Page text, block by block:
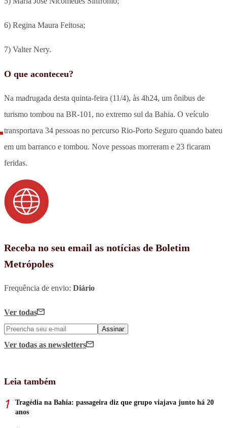
6) Regina Maura Feitosa;
7) Valter Nery.
O que aconteceu?
Na madrugada desta quinta-feira (11/4), às 4h24, um ônibus de
turismo tombou na BR-101, no extremo sul da Bahia. O veículo
transportava 34 pessoas no percurso Rio-Porto Seguro quando bateu
em um barranco e tombou. Nove pessoas morreram e 23 ficaram
feridas.
Receba no seu email as notícias de Boletim
Metrópoles
Frequência de envio: Diário
Ver todas
Assinar
Ver todas as newsletters
Leia também
Tragédia na Bahia: passageira diz que grupo viajava junto há 20
anos